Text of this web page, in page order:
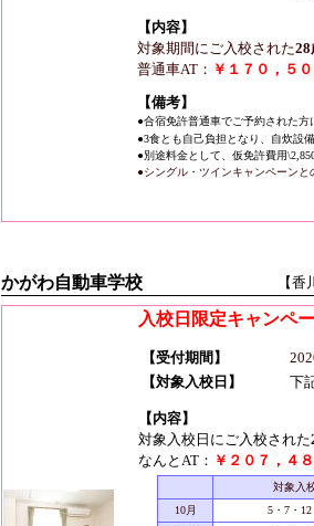
【内容】
対象期間にご入校された28
普通車AT： ￥１７０，５
【備考】
●合宿免許普通車でご予約された方
●3食とも自己負担となり、自炊設
●別途料金として、仮免許費用
●シングル・ツインキャンペーンと
かがわ自動車学校 【
入校日限定キャンペ
【受付期間】
【対象入校日】
下
【内容】
対象入校日にご入校された
なんとAT： ￥２０７，４
対象入
10月
5・7・12